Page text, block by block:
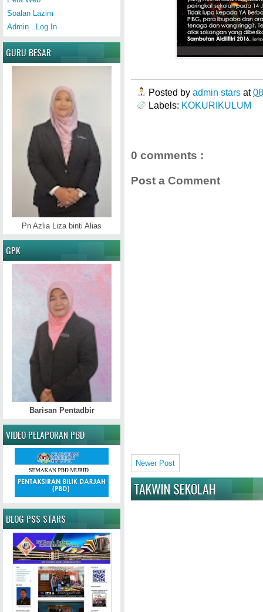
Posted by admin stars at
Labels: KOKURIKULUM
0 comments :
Post a Comment
Newer Post
TAKWIN SEKOLAH
Soalan Lazim
Admin ..Log In
GURU BESAR
Pn Azlia Liza binti Alias
GPK
Barisan Pentadbir
VIDEO PELAPORAN PBD
BLOG PSS STARS